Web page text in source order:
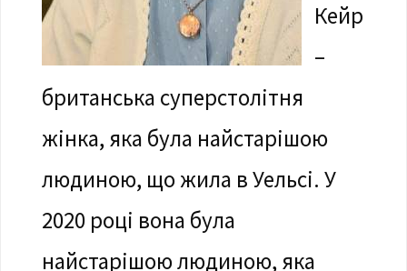
Кейр
–
британська суперстолітня
жінка, яка була найстарішою
людиною, що жила в Уельсі. У
2020 році вона була
найстарішою людиною, яка